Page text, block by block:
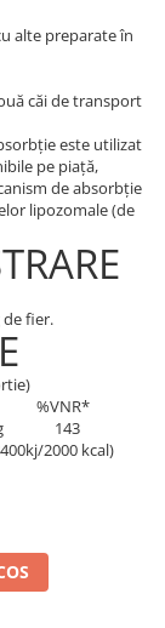
alte preparate în
căi de transport
este utilizat
pe piață,
de absorbție
lipozomale (de
fier.
143
2000 kcal)